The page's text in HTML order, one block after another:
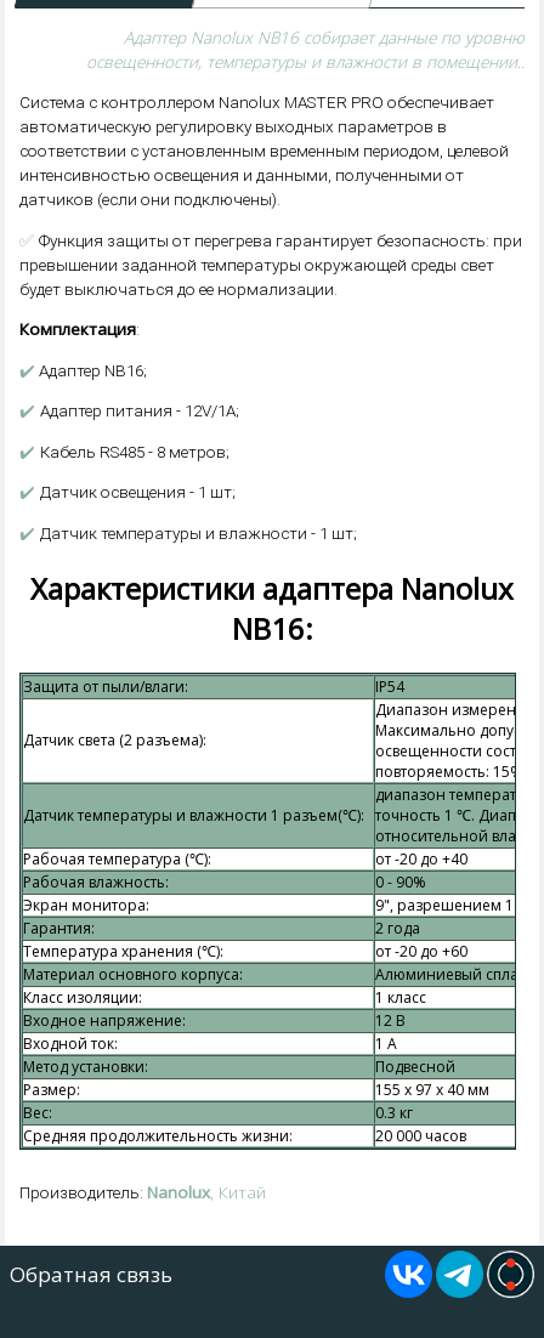
Адаптер Nanolux NB16 собирает данные по уровню
освещенности, температуры и влажности в помещении..
Система с контроллером Nanolux MASTER PRO обеспечивает
автоматическую регулировку выходных параметров в
соответствии с установленным временным периодом, целевой
интенсивностью освещения и данными, полученными от
датчиков (если они подключены).
✅ Функция защиты от перегрева гарантирует безопасность: при
превышении заданной температуры окружающей среды свет
будет выключаться до ее нормализации.
Комплектация:
✔️ Адаптер NB16;
✔️ Адаптер питания - 12V/1A;
✔️ Кабель RS485 - 8 метров;
✔️ Датчик освещения - 1 шт;
✔️ Датчик температуры и влажности - 1 шт;
Характеристики адаптера Nanolux
NB16:
Защита от пыли/влаги: IP54
Датчик света (2 разъема):
Диапазон измерения
Максимально
освещенности
повторяемость: 15%
Датчик температуры и влажности 1 разъем(℃):
диапазон температур
точность 1 ℃.
относительной
Рабочая температура (℃):
от -20 до +40
Рабочая влажность:
0 - 90%
Экран монитора:
9", разрешением
Гарантия:
2 года
Температура хранения (℃):
от -20 до +60
Материал основного корпуса:
Алюминиевый сплав
Класс изоляции:
1 класс
Входное напряжение:
12 В
Входной ток:
1 А
Метод установки:
Подвесной
Размер:
155 х 97 х 40 мм
Вес:
0.3 кг
Средняя продолжительность жизни:
20 000 часов
Производитель: Nanolux, Китай
Обратная связь